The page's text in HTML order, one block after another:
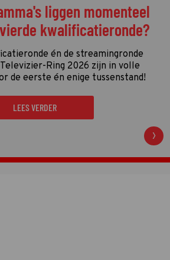
liggen momenteel
kwalificatieronde?
én de streamingronde
Televizier-Ring 2026 zijn in volle
de eerste én enige tussenstand!
LEES VERDER